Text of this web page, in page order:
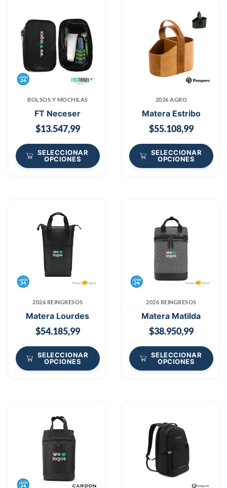
BOLSOS Y MOCHILAS
FT Neceser
$13.547,99
SELECCIONAR
OPCIONES
2026 AGRO
Matera Estribo
$55.108,99
SELECCIONAR
OPCIONES
2026 REINGRESOS
Matera Lourdes
$54.185,99
SELECCIONAR
OPCIONES
2026 REINGRESOS
Matera Matilda
$38.950,99
SELECCIONAR
OPCIONES